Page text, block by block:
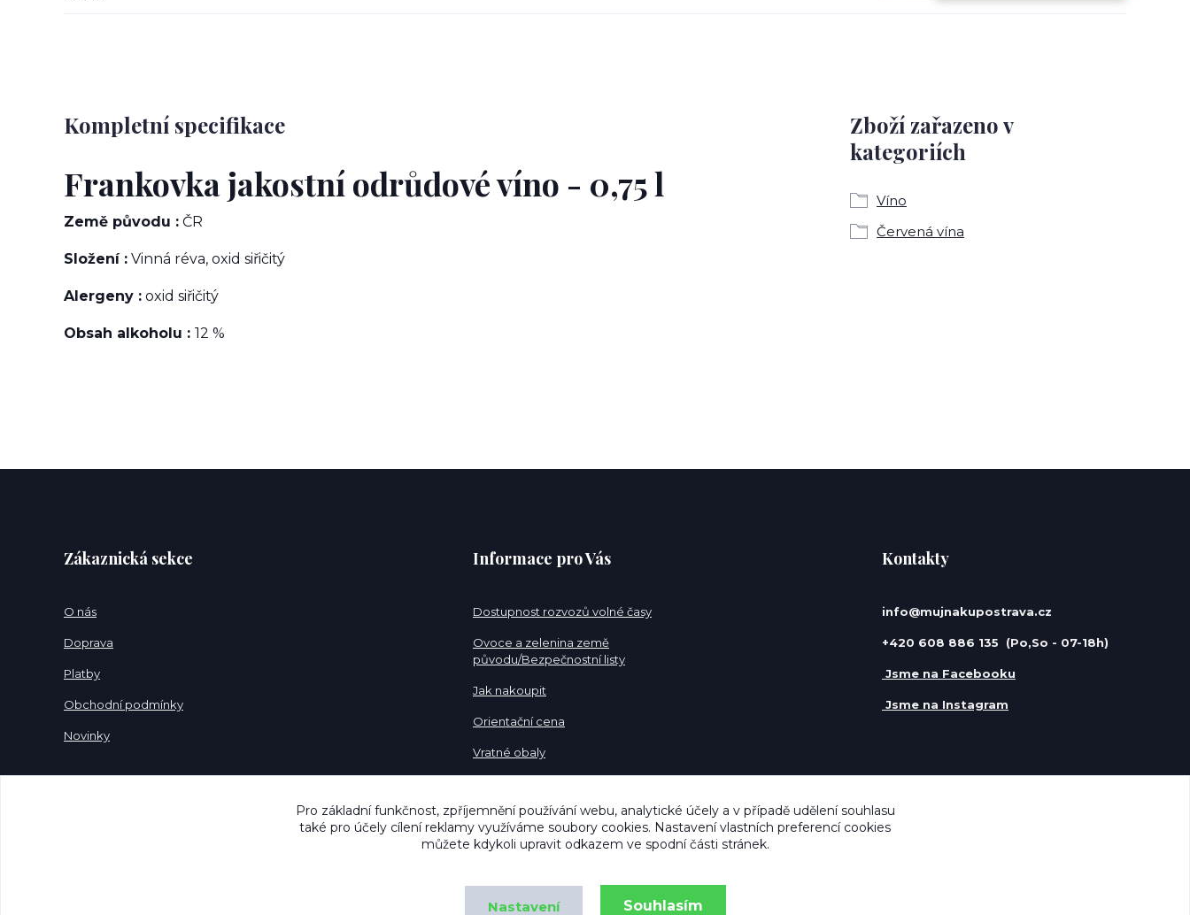
Kompletní specifikace
Frankovka jakostní odrůdové víno - 0,75 l
Země původu : ČR
Složení : Vinná réva, oxid siřičitý
Alergeny : oxid siřičitý
Obsah alkoholu : 12 %
Zboží zařazeno v
kategoriích
Víno
Červená vína
Zákaznická sekce
O nás
Doprava
Platby
Obchodní podmínky
Novinky
Informace pro Vás
Dostupnost rozvozů volné časy
Ovoce a zelenina země
původu/Bezpečnostní listy
Jak nakoupit
Orientační cena
Vratné obaly
Kontakty
info@mujnakupostrava.cz
+420 608 886 135 (Po,So - 07-18h)
Jsme na Facebooku
Jsme na Instagram
Pro základní funkčnost, zpříjemnění používání webu, analytické účely a v případě udělení souhlasu
také pro účely cílení reklamy využíváme soubory cookies. Nastavení vlastních preferencí cookies
můžete kdykoli upravit odkazem ve spodní části stránek.
Nastavení Souhlasím